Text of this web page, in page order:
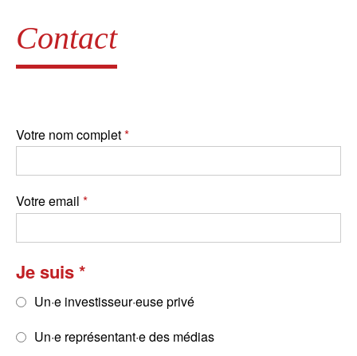
Contact
Votre nom complet
Votre email
Je suis
Un·e investisseur·euse privé
Un·e représentant·e des médias